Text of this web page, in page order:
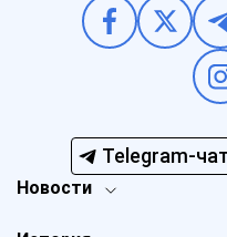
Telegram-чат
Новости